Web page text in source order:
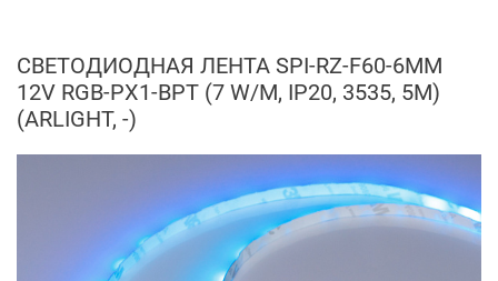
СВЕТОДИОДНАЯ ЛЕНТА SPI-RZ-F60-6MM
12V RGB-PX1-BPT (7 W/M, IP20, 3535, 5M)
(ARLIGHT, -)